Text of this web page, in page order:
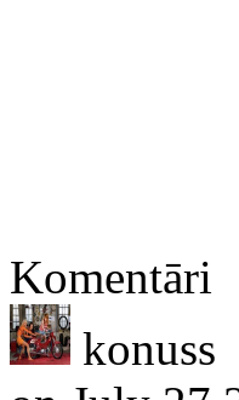
Komentāri
konuss